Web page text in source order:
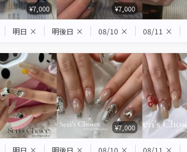
¥7,000 ¥7,000
明日 × 明後日 × 08/10 × 08/11 ×
¥7,000